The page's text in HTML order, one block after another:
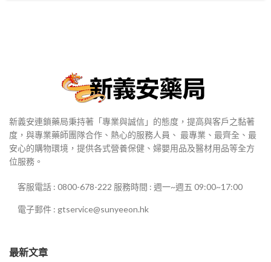
新義安連鎖藥局秉持著「專業與誠信」的態度，提高與客戶之黏著
度，與專業藥師團隊合作、熱心的服務人員、 最專業、最齊全、最
安心的購物環境，提供各式營養保健、婦嬰用品及醫材用品等全方
位服務。
客服電話 : 0800-678-222 服務時間 : 週一~週五 09:00~17:00
電子郵件 : gtservice@sunyeeon.hk
最新文章